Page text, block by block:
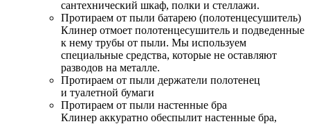
сантехнический шкаф, полки и стеллажи.
Протираем от пыли батарею (полотенцесушитель)
Клинер отмоет полотенцесушитель и подведенные
к нему трубы от пыли. Мы используем
специальные средства, которые не оставляют
разводов на металле.
Протираем от пыли держатели полотенец
и туалетной бумаги
Протираем от пыли настенные бра
Клинер аккуратно обеспылит настенные бра,